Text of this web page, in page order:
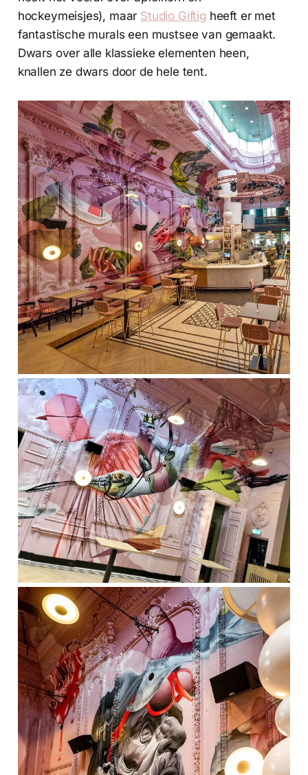
hockeymeisjes), maar Studio Giftig heeft er met
fantastische murals een mustsee van gemaakt.
Dwars over alle klassieke elementen heen,
knallen ze dwars door de hele tent.